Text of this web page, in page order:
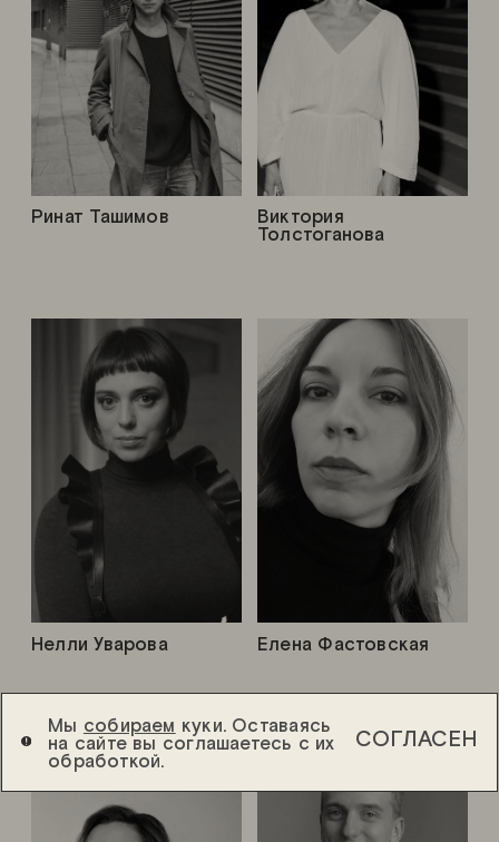
Виктория
Толстоганова
Нелли Уварова
Ринат Ташимов
Елена Фастовская
Мы собираем куки. Оставаясь
на сайте вы соглашаетесь с их
обработкой.
СОГЛАСЕН